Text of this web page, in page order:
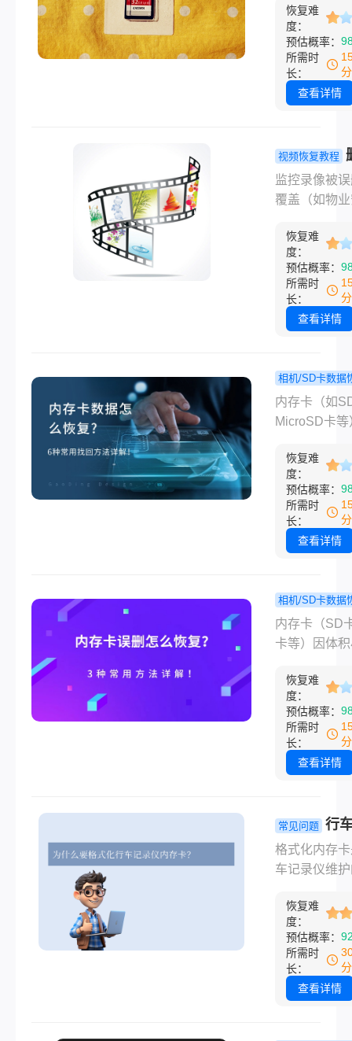
车记录仪文
能找回显得
要。本文将
绍几种方法
您找回已删
车记录仪文
免未来发生
况。
这三种恢复
法！
记录行车过
精彩瞬间，
关键时刻提
证据。然而
我们可能会
车记录仪怎
删掉内容的
呢？本文将
种找回行车
已删除视频
方法，帮助
宝贵的数据。
恢复难
度：
预估概率：
所需时
长：
查看详情
视频恢复教程
的监控怎么
复？5种专
监控录像被
覆盖（如物
录）时，恢
高于普通文
其存储机制
（循环录制
化分段存储
复呢？本文
备端、存储
云端备份的
NVR/DVR、
卡、硬盘等
储介质，确
录像不丢失。
恢复难
度：
预估概率：
所需时
长：
查看详情
相机/SD卡数据
程 内存卡数
么恢复？6
内存卡（如
MicroSD卡等
记录仪等设
用存储工具
删除、格式
理损坏等问
致数据丢失
件操作、系
具、专业服
层面，详细
供实用建议
用户高效找
数据。
恢复难
度：
预估概率：
所需时
长：
查看详情
相机/SD卡数据
程 内存卡误
么恢复？3
内存卡（SD
卡等）因体
相机、手机
记录仪等设
误删文件、
卡或文件系
等情况时有
合数据恢复
实操经验，
理一套从自
业求助的完
案。
恢复难
度：
预估概率：
所需时
长：
查看详情
常见问题 行
仪内存卡怎
式化？正确
格式化内存
车记录仪维
决卡顿、无
制、频繁重
障。那么行
仪内存卡怎
化呢？以下
恢复难
度：
预估概率：
所需时
长：
查看详情